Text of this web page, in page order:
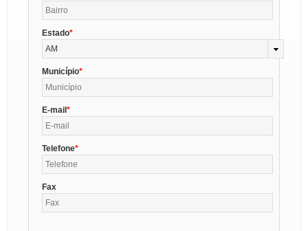
Estado
AM
Município
E-mail
Telefone
Fax